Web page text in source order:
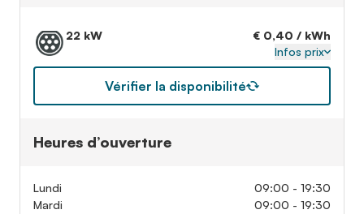
22 kW
€ 0,40 / kWh
Infos prix
Vérifier la disponibilité
Heures d’ouverture
Lundi
09:00 - 19:30
Mardi
09:00 - 19:30